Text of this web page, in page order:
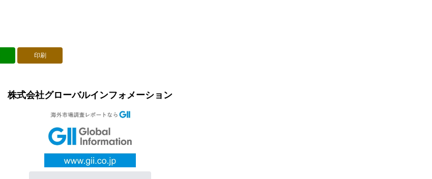
印刷
株式会社グローバルインフォメーション